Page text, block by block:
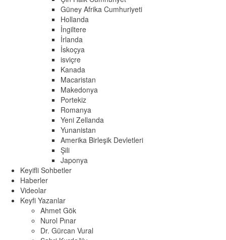
Güney Afrika Cumhuriyeti
Hollanda
İngiltere
İrlanda
İskoçya
isviçre
Kanada
Macaristan
Makedonya
Portekiz
Romanya
Yeni Zellanda
Yunanistan
Amerika Birleşik Devletleri
Şili
Japonya
Keyifli Sohbetler
Haberler
Videolar
Keyfi Yazanlar
Ahmet Gök
Nurol Pınar
Dr. Gürcan Vural